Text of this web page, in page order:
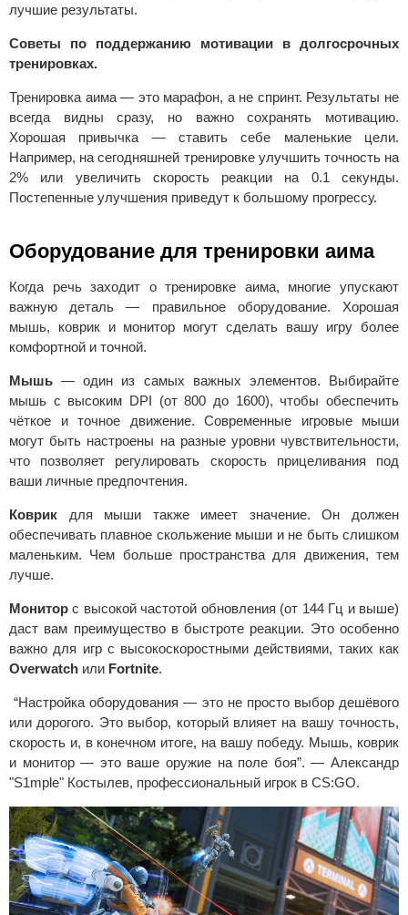
лучшие результаты.
Советы по поддержанию мотивации в долгосрочных
тренировках.
Тренировка аима — это марафон, а не спринт. Результаты не
всегда видны сразу, но важно сохранять мотивацию.
Хорошая привычка — ставить себе маленькие цели.
Например, на сегодняшней тренировке улучшить точность на
2% или увеличить скорость реакции на 0.1 секунды.
Постепенные улучшения приведут к большому прогрессу.
Оборудование для тренировки аима
Когда речь заходит о тренировке аима, многие упускают
важную деталь — правильное оборудование. Хорошая
мышь, коврик и монитор могут сделать вашу игру более
комфортной и точной.
Мышь — один из самых важных элементов. Выбирайте
мышь с высоким DPI (от 800 до 1600), чтобы обеспечить
чёткое и точное движение. Современные игровые мыши
могут быть настроены на разные уровни чувствительности,
что позволяет регулировать скорость прицеливания под
ваши личные предпочтения.
Коврик для мыши также имеет значение. Он должен
обеспечивать плавное скольжение мыши и не быть слишком
маленьким. Чем больше пространства для движения, тем
лучше.
Монитор с высокой частотой обновления (от 144 Гц и выше)
даст вам преимущество в быстроте реакции. Это особенно
важно для игр с высокоскоростными действиями, таких как
Overwatch или Fortnite.
“Настройка оборудования — это не просто выбор дешёвого
или дорогого. Это выбор, который влияет на вашу точность,
скорость и, в конечном итоге, на вашу победу. Мышь, коврик
и монитор — это ваше оружие на поле боя”. — Александр
"S1mple" Костылев, профессиональный игрок в CS:GO.